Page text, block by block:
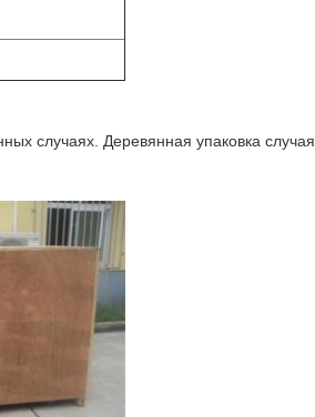
случаях. Деревянная упаковка случая